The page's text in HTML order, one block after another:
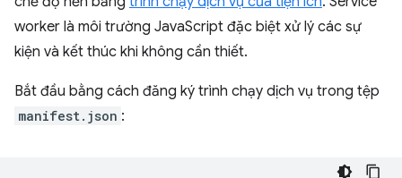
worker là môi trường JavaScript đặc biệt xử lý các sự
kiện và kết thúc khi không cần thiết.
Bắt đầu bằng cách đăng ký trình chạy dịch vụ trong tệp
manifest.json :